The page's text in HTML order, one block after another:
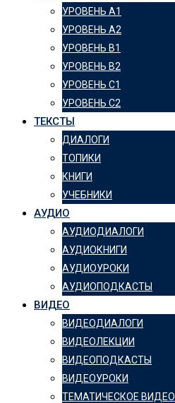
УРОВЕНЬ А1
УРОВЕНЬ А2
УРОВЕНЬ B1
УРОВЕНЬ B2
УРОВЕНЬ C1
УРОВЕНЬ C2
ТЕКСТЫ
ДИАЛОГИ
ТОПИКИ
КНИГИ
УЧЕБНИКИ
АУДИО
АУДИОДИАЛОГИ
АУДИОКНИГИ
АУДИОУРОКИ
АУДИОПОДКАСТЫ
ВИДЕО
ВИДЕОДИАЛОГИ
ВИДЕОЛЕКЦИИ
ВИДЕОПОДКАСТЫ
ВИДЕОУРОКИ
ТЕМАТИЧЕСКОЕ ВИДЕО